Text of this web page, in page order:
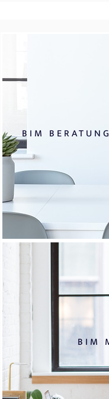
BIM
BIM